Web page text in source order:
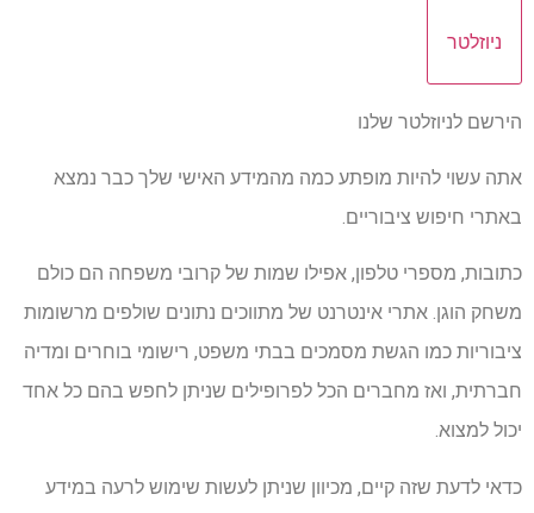
ניוזלטר
הירשם לניוזלטר שלנו
אתה עשוי להיות מופתע כמה מהמידע האישי שלך כבר נמצא
באתרי חיפוש ציבוריים.
כתובות, מספרי טלפון, אפילו שמות של קרובי משפחה הם כולם
משחק הוגן. אתרי אינטרנט של מתווכים נתונים שולפים מרשומות
ציבוריות כמו הגשת מסמכים בבתי משפט, רישומי בוחרים ומדיה
חברתית, ואז מחברים הכל לפרופילים שניתן לחפש בהם כל אחד
יכול למצוא.
כדאי לדעת שזה קיים, מכיוון שניתן לעשות שימוש לרעה במידע